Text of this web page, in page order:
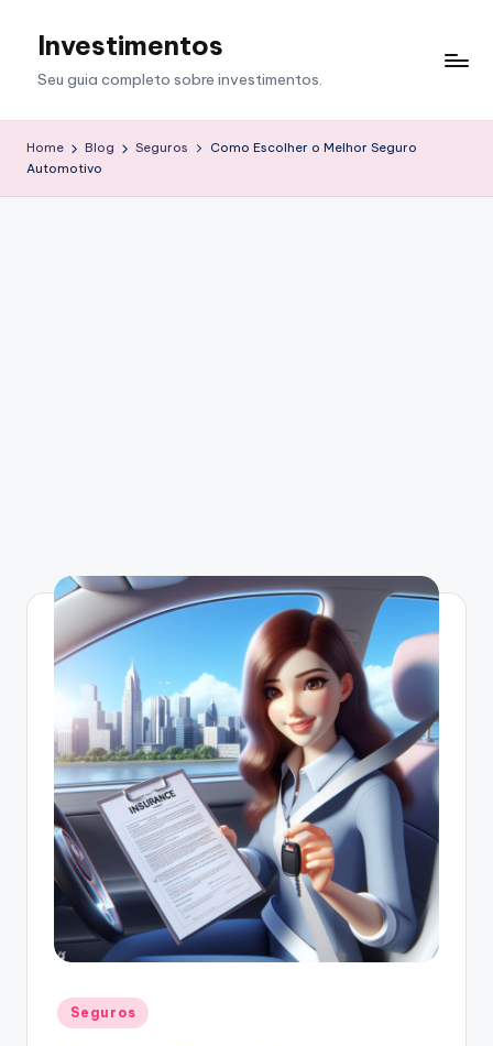
Investimentos
Seu guia completo sobre investimentos.
Home Blog Seguros
Como Escolher o Melhor Seguro
Automotivo
Posted
in
Seguros